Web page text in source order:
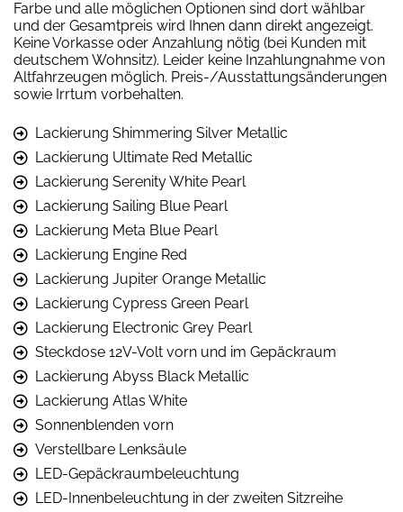
Farbe und alle möglichen Optionen sind dort wählbar
und der Gesamtpreis wird Ihnen dann direkt angezeigt.
Keine Vorkasse oder Anzahlung nötig (bei Kunden mit
deutschem Wohnsitz). Leider keine Inzahlungnahme von
Altfahrzeugen möglich. Preis-/Ausstattungsänderungen
sowie Irrtum vorbehalten.
Lackierung Shimmering Silver Metallic
Lackierung Ultimate Red Metallic
Lackierung Serenity White Pearl
Lackierung Sailing Blue Pearl
Lackierung Meta Blue Pearl
Lackierung Engine Red
Lackierung Jupiter Orange Metallic
Lackierung Cypress Green Pearl
Lackierung Electronic Grey Pearl
Steckdose 12V-Volt vorn und im Gepäckraum
Lackierung Abyss Black Metallic
Lackierung Atlas White
Sonnenblenden vorn
Verstellbare Lenksäule
LED-Gepäckraumbeleuchtung
LED-Innenbeleuchtung in der zweiten Sitzreihe